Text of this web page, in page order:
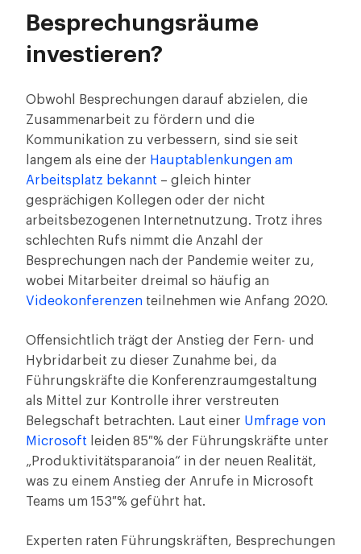
Besprechungsräume
investieren?
Obwohl Besprechungen darauf abzielen, die
Zusammenarbeit zu fördern und die
Kommunikation zu verbessern, sind sie seit
langem als eine der Hauptablenkungen am
Arbeitsplatz bekannt – gleich hinter
gesprächigen Kollegen oder der nicht
arbeitsbezogenen Internetnutzung. Trotz ihres
schlechten Rufs nimmt die Anzahl der
Besprechungen nach der Pandemie weiter zu,
wobei Mitarbeiter dreimal so häufig an
Videokonferenzen teilnehmen wie Anfang 2020.
Offensichtlich trägt der Anstieg der Fern- und
Hybridarbeit zu dieser Zunahme bei, da
Führungskräfte die Konferenzraumgestaltung
als Mittel zur Kontrolle ihrer verstreuten
Belegschaft betrachten. Laut einer Umfrage von
Microsoft leiden 85 % der Führungskräfte unter
„Produktivitätsparanoia“ in der neuen Realität,
was zu einem Anstieg der Anrufe in Microsoft
Teams um 153 % geführt hat.
Experten raten Führungskräften, Besprechungen